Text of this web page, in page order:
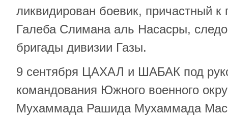
ликвидирован боевик, причастный к
Галеба Слимана аль Насасры,
бригады дивизии Газы.
9 сентября ЦАХАЛ и ШАБАК под
командования Южного военного
Мухаммада Рашида Мухаммада